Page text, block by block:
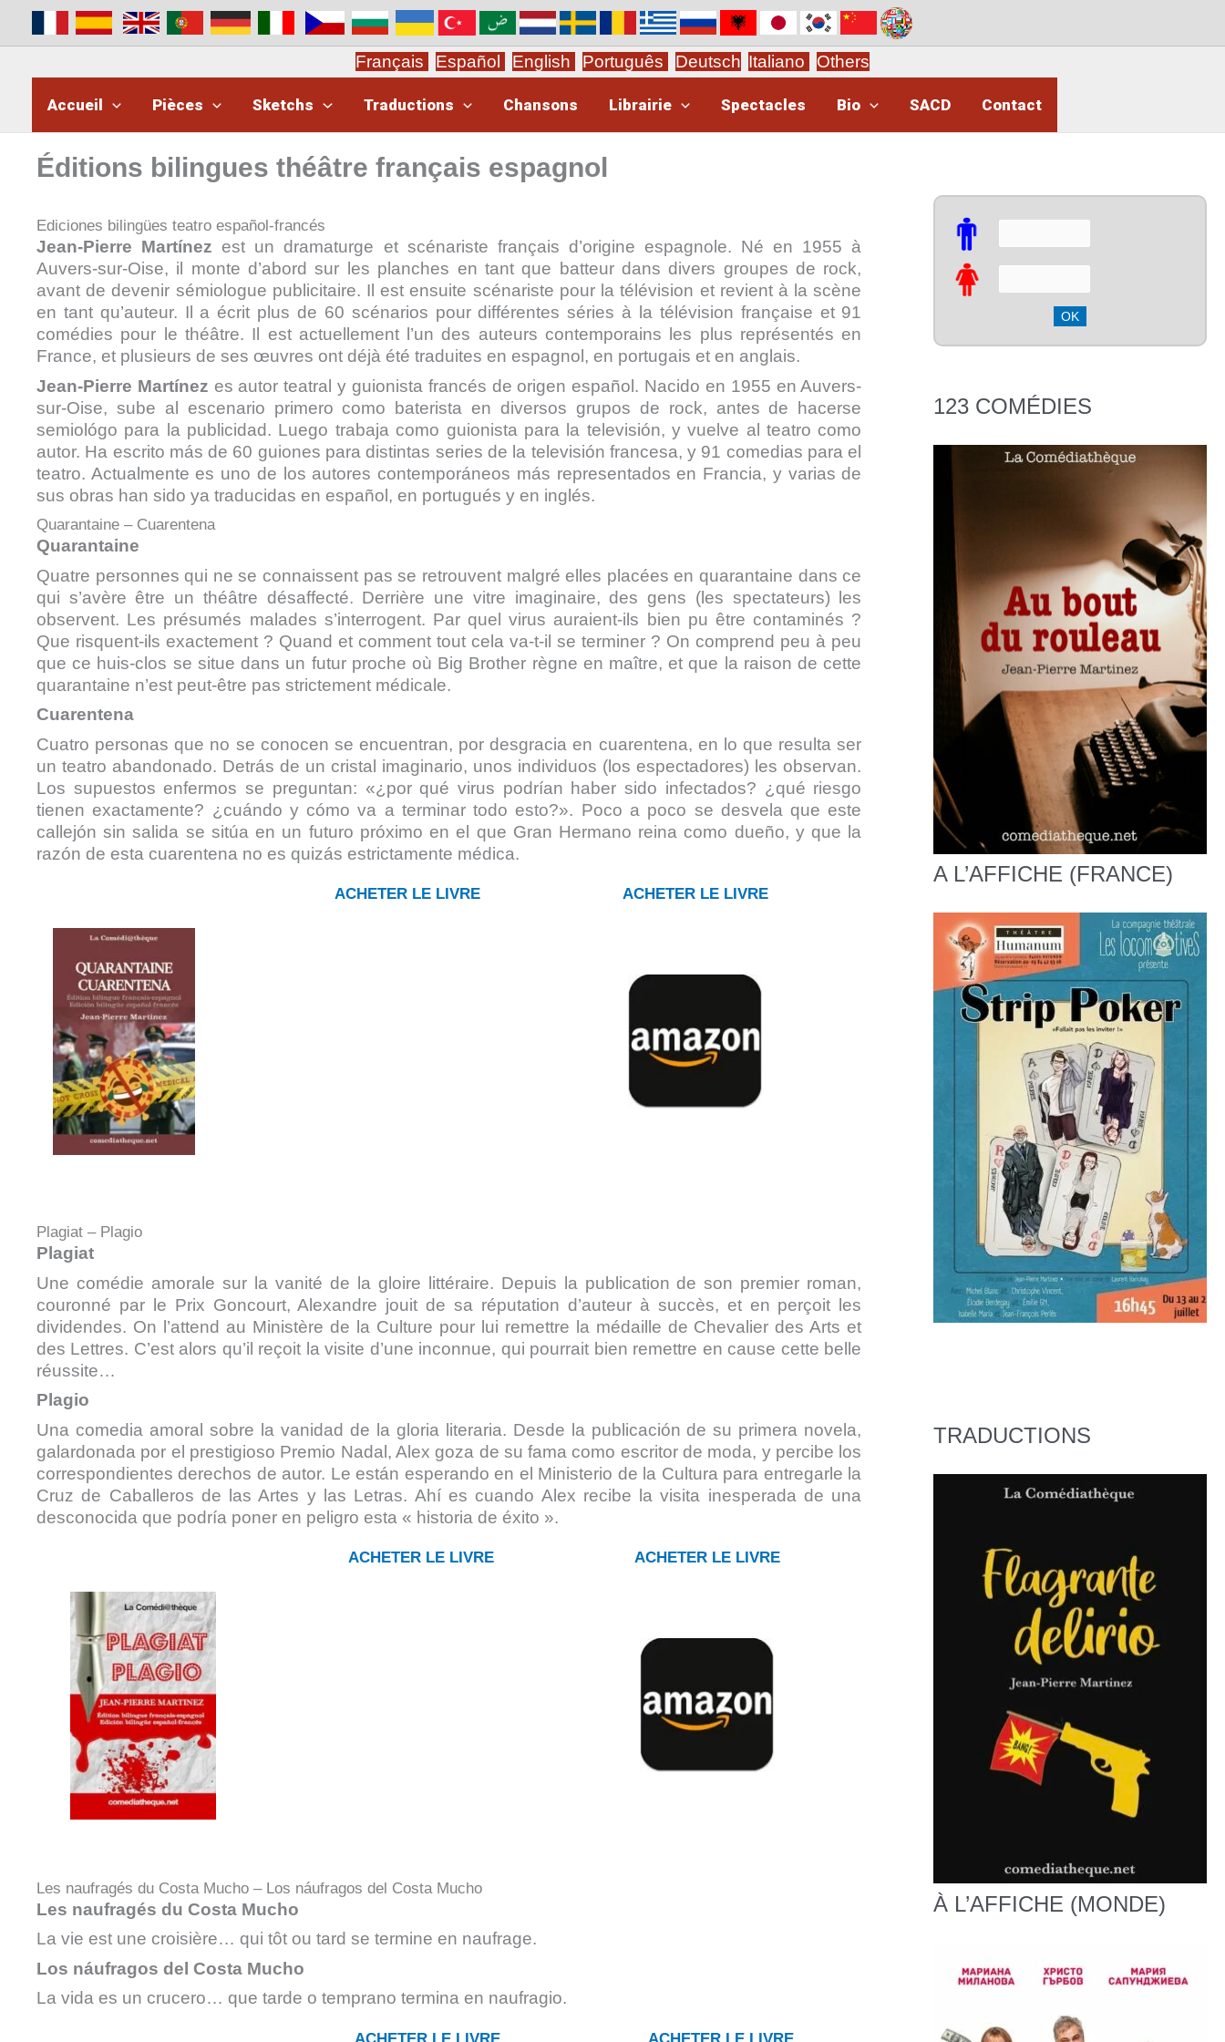
contenu
Français Español English Português Deutsch Italiano Others
Accueil Pièces Sketchs Traductions Chansons Librairie Spectacles Bio SACD Contact
Éditions bilingues théâtre français espagnol
Ediciones bilingües teatro español-francés
Jean-Pierre Martínez est un dramaturge et scénariste français d’origine espagnole. Né en 1955 à
Auvers-sur-Oise, il monte d’abord sur les planches en tant que batteur dans divers groupes de rock,
avant de devenir sémiologue publicitaire. Il est ensuite scénariste pour la télévision et revient à la scène
en tant qu’auteur. Il a écrit plus de 60 scénarios pour différentes séries à la télévision française et 91
comédies pour le théâtre. Il est actuellement l’un des auteurs contemporains les plus représentés en
France, et plusieurs de ses œuvres ont déjà été traduites en espagnol, en portugais et en anglais.
Jean-Pierre Martínez es autor teatral y guionista francés de origen español. Nacido en 1955 en Auvers-
sur-Oise, sube al escenario primero como baterista en diversos grupos de rock, antes de hacerse
semiológo para la publicidad. Luego trabaja como guionista para la televisión, y vuelve al teatro como
autor. Ha escrito más de 60 guiones para distintas series de la televisión francesa, y 91 comedias para el
teatro. Actualmente es uno de los autores contemporáneos más representados en Francia, y varias de
sus obras han sido ya traducidas en español, en portugués y en inglés.
Quarantaine – Cuarentena
Quarantaine
Quatre personnes qui ne se connaissent pas se retrouvent malgré elles placées en quarantaine dans ce
qui s’avère être un théâtre désaffecté. Derrière une vitre imaginaire, des gens (les spectateurs) les
observent. Les présumés malades s’interrogent. Par quel virus auraient-ils bien pu être contaminés ?
Que risquent-ils exactement ? Quand et comment tout cela va-t-il se terminer ? On comprend peu à peu
que ce huis-clos se situe dans un futur proche où Big Brother règne en maître, et que la raison de cette
quarantaine n’est peut-être pas strictement médicale.
Cuarentena
Cuatro personas que no se conocen se encuentran, por desgracia en cuarentena, en lo que resulta ser
un teatro abandonado. Detrás de un cristal imaginario, unos individuos (los espectadores) les observan.
Los supuestos enfermos se preguntan: «¿por qué virus podrían haber sido infectados? ¿qué riesgo
tienen exactamente? ¿cuándo y cómo va a terminar todo esto?». Poco a poco se desvela que este
callejón sin salida se sitúa en un futuro próximo en el que Gran Hermano reina como dueño, y que la
razón de esta cuarentena no es quizás estrictamente médica.
ACHETER LE LIVRE ACHETER LE LIVRE
Plagiat – Plagio
Plagiat
Une comédie amorale sur la vanité de la gloire littéraire. Depuis la publication de son premier roman,
couronné par le Prix Goncourt, Alexandre jouit de sa réputation d’auteur à succès, et en perçoit les
dividendes. On l’attend au Ministère de la Culture pour lui remettre la médaille de Chevalier des Arts et
des Lettres. C’est alors qu’il reçoit la visite d’une inconnue, qui pourrait bien remettre en cause cette belle
réussite…
Plagio
Una comedia amoral sobre la vanidad de la gloria literaria. Desde la publicación de su primera novela,
galardonada por el prestigioso Premio Nadal, Alex goza de su fama como escritor de moda, y percibe los
correspondientes derechos de autor. Le están esperando en el Ministerio de la Cultura para entregarle la
Cruz de Caballeros de las Artes y las Letras. Ahí es cuando Alex recibe la visita inesperada de una
desconocida que podría poner en peligro esta « historia de éxito ».
ACHETER LE LIVRE ACHETER LE LIVRE
Les naufragés du Costa Mucho – Los náufragos del Costa Mucho
Les naufragés du Costa Mucho
La vie est une croisière… qui tôt ou tard se termine en naufrage.
Los náufragos del Costa Mucho
La vida es un crucero… que tarde o temprano termina en naufragio.
ACHETER LE LIVRE ACHETER LE LIVRE
123 COMÉDIES
A L’AFFICHE (FRANCE)
TRADUCTIONS
À L’AFFICHE (MONDE)